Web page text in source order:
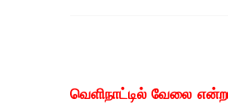
வெளிநாட்டில் வேலை